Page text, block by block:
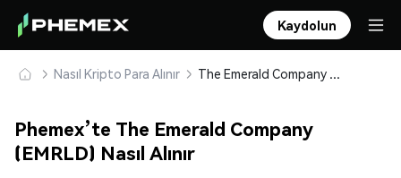
Kaydolun
Nasıl Kripto Para Alınır The Emerald Company (EMRLD) Güvenle Satın Alın ve Saklayın
Phemex’te The Emerald Company
(EMRLD) Nasıl Alınır